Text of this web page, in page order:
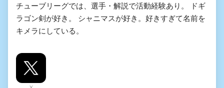
チューブリーグでは、選手・解説で活動経験あり。 ドギ
ラゴン剣が好き。 シャニマスが好き。好きすぎて名前を
キメラにしている。